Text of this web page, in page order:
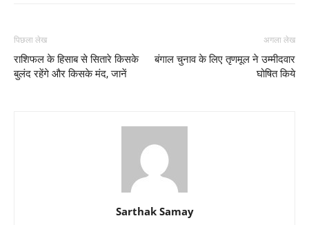
पिछला लेख
राशिफल के हिसाब से सितारे किसके
बुलंद रहेंगे और किसके मंद, जानें
अगला लेख
बंगाल चुनाव के लिए तृणमूल ने उम्मीदवार
घोषित किये
Sarthak Samay